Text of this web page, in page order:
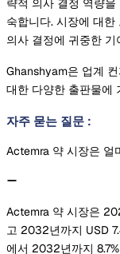
략적 의사 결정 역량
숙합니다. 시장에 대
의사 결정에 귀중한
Ghanshyam은 업계
대한 다양한 출판물에
자주 묻는 질문 :
Actemra 약 시장은 얼
Actemra 약 시장은
고 2032년까지 USD
에서 2032년까지